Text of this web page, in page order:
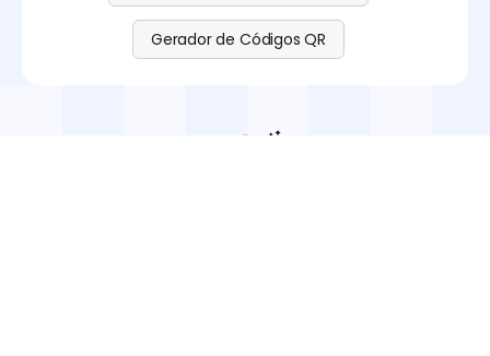
Gerador de Códigos QR